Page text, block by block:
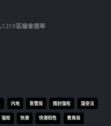
1210區議會選舉
内地 医管局 围封强检 国安法
强检 快测 快测阳性 教育局